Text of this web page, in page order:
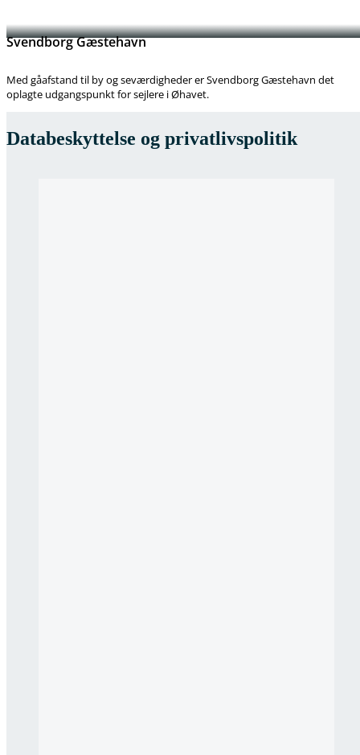
Svendborg Gæstehavn
Med gåafstand til by og seværdigheder er Svendborg Gæstehavn det
oplagte udgangspunkt for sejlere i Øhavet.
Databeskyttelse og privatlivspolitik